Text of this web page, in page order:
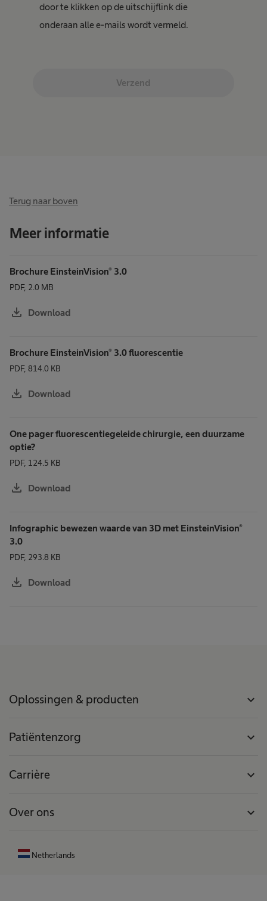
door te klikken op de uitschijflink die
onderaan alle e-mails wordt vermeld.
Verzend
Terug naar boven
Meer informatie
Brochure EinsteinVision® 3.0
PDF, 2.0 MB
download Download
Brochure EinsteinVision® 3.0 fluorescentie
PDF, 814.0 KB
download Download
One pager fluorescentiegeleide chirurgie, een duurzame
optie?
PDF, 124.5 KB
download Download
Infographic bewezen waarde van 3D met EinsteinVision®
3.0
PDF, 293.8 KB
download Download
Oplossingen & producten expand_more
Patiëntenzorg expand_more
Carrière expand_more
Over ons expand_more
Netherlands